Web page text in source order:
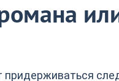
придерживаться